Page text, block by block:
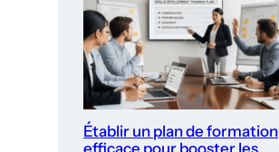
Établir un plan de formation